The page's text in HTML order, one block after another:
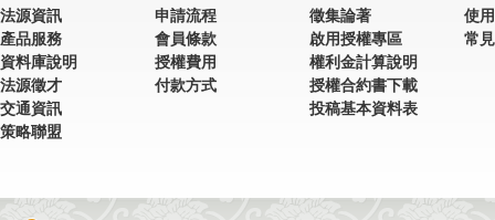
法源資訊
產品服務
資料庫說明
法源徵才
交通資訊
策略聯盟
申請流程
會員條款
授權費用
付款方式
徵集論著
啟用授權專區
權利金計算說明
授權合約書下載
投稿基本資料表
使
常